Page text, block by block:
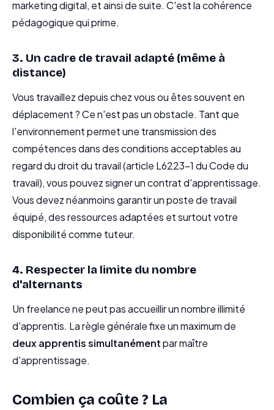
marketing digital, et ainsi de suite. C'est la cohérence
pédagogique qui prime.
3. Un cadre de travail adapté (même à
distance)
Vous travaillez depuis chez vous ou êtes souvent en
déplacement ? Ce n'est pas un obstacle. Tant que
l'environnement permet une transmission des
compétences dans des conditions acceptables au
regard du droit du travail (article L6223-1 du Code du
travail), vous pouvez signer un contrat d'apprentissage.
Vous devez néanmoins garantir un poste de travail
équipé, des ressources adaptées et surtout votre
disponibilité comme tuteur.
4. Respecter la limite du nombre
d'alternants
Un freelance ne peut pas accueillir un nombre illimité
d'apprentis. La règle générale fixe un maximum de
deux apprentis simultanémentpar maître
d'apprentissage.
Combien ça coûte ? La